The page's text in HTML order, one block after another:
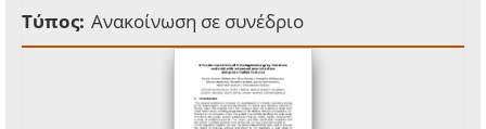
Τύπος: Ανακοίνωση σε συνέδριο